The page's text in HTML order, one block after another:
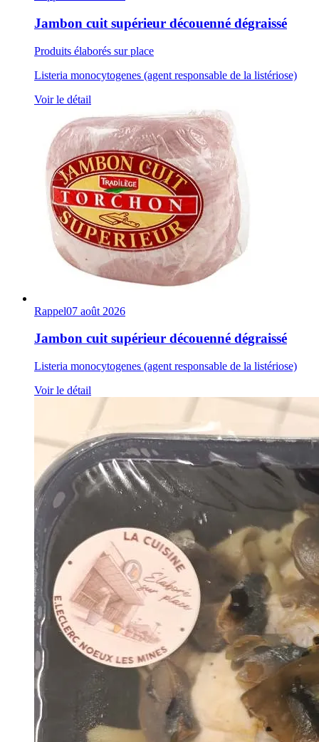
Jambon cuit supérieur découenné dégraissé
Produits élaborés sur place
Listeria monocytogenes (agent responsable de la listériose)
Voir le détail
Rappel07 août 2026
Jambon cuit supérieur découenné dégraissé
Listeria monocytogenes (agent responsable de la listériose)
Voir le détail